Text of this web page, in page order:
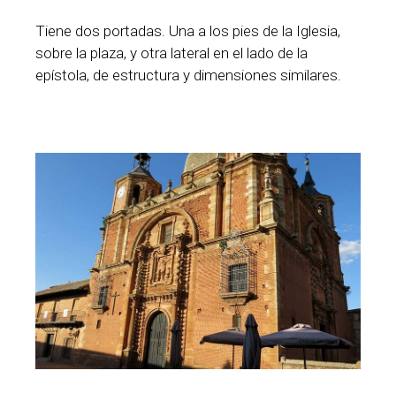
Tiene dos portadas. Una a los pies de la Iglesia,
sobre la plaza, y otra lateral en el lado de la
epístola, de estructura y dimensiones similares.